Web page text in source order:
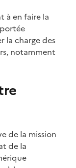
à en faire la
la charge des
notamment
de la mission
de la